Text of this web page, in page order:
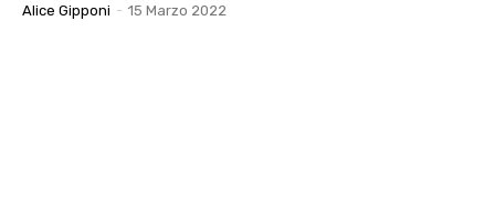
Alice Gipponi - 15 Marzo 2022